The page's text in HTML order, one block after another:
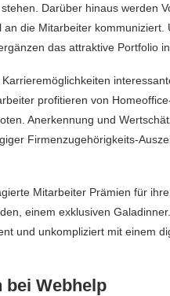
Darüber hinaus werden
die Mitarbeiter
das attraktive Portfolio
profitieren von
Anerkennung und
Firmenzugehörigkeits-
Mitarbeiter Prämien für
einem exklusiven
und unkompliziert mit einem
Webhelp